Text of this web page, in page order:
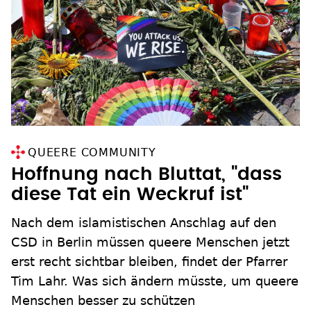
QUEERE COMMUNITY
Hoffnung nach Bluttat, "dass
diese Tat ein Weckruf ist"
Nach dem islamistischen Anschlag auf den
CSD in Berlin müssen queere Menschen jetzt
erst recht sichtbar bleiben, findet der Pfarrer
Tim Lahr. Was sich ändern müsste, um queere
Menschen besser zu schützen